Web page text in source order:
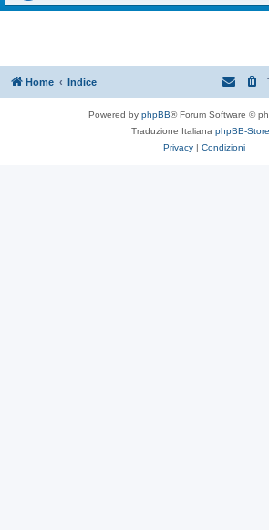
Home Indice
Powered by phpBB® Forum Software ©
Traduzione Italiana phpBB-
Privacy | Condizioni